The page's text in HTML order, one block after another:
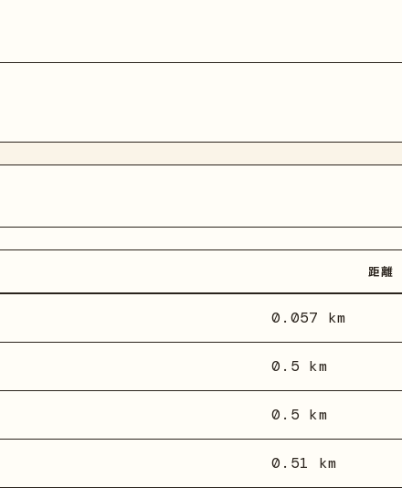
距離
0.057 km
0.5 km
0.5 km
0.51 km